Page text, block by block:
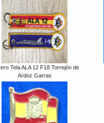
Tela ALA 12 F18 Torrejón de
Ardoz Garras